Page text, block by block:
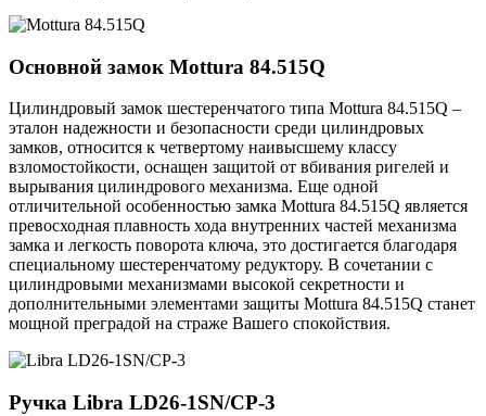
Основной замок Mottura 84.515Q
Цилиндровый замок шестеренчатого типа Mottura 84.515Q –
эталон надежности и безопасности среди цилиндровых
замков, относится к четвертому наивысшему классу
взломостойкости, оснащен защитой от вбивания ригелей и
вырывания цилиндрового механизма. Еще одной
отличительной особенностью замка Mottura 84.515Q является
превосходная плавность хода внутренних частей механизма
замка и легкость поворота ключа, это достигается благодаря
специальному шестеренчатому редуктору. В сочетании с
цилиндровыми механизмами высокой секретности и
дополнительными элементами защиты Mottura 84.515Q станет
мощной преградой на страже Вашего спокойствия.
Ручка Libra LD26-1SN/CP-3